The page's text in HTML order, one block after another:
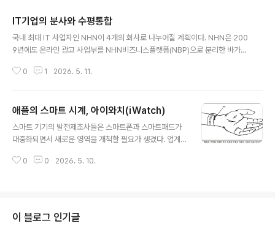
IT기업의 분사와 수평통합
국내 최대 IT 사업자인 NHN이 4개의 회사로 나누어질 계획이다. NHN은 200
9년에도 온라인 광고 사업부를 NHN비즈니스플랫폼(NBP)으로 분리한 바가
리하여 SK플래닛으로 분사시켰다. KT는 작년 12월에 미디어콘텐츠 부문을 중
모바일 OS 시장을 독주하고 있다. 2011년에는 모토로라를 인수하여 단말 제조
의 라인업을 갖추고 있다. Wi-Fi 사업자 Boingo와 제휴하여 Wi-Fi 서비스까
지 제공하고 있다. 페이스북도 최근에는 오프라인 상점들과 무료 와이파이 ..
0 1 2026. 5. 11.
애플의 스마트 시계, 아이와치(iWatch)
스마트 기기의 발전제조사들은 스마트폰과 스마트패드가
대중화되면서 새로운 영역을 개척할 필요가 생겼다. 업계
차, 스마트 시계 등이다. 이 중에서 스마트 시계는 스마트
스마트 TV, 스마트 자동차 보다 훨씬 개인화된 단말로 성
공 가능성이 높다는 평가이다.관련 업계들의 움직임도 생
0 0 2026. 5. 10.
이 블로그 인기글